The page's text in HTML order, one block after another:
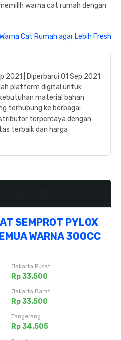
warna cat rumah dengan
Cat Rumah agar Lebih Fresh
2021 | Diperbarui 01 Sep 2021
platform digital untuk
material bahan
terhubung ke berbagai
terpercaya dengan
terbaik dan harga
SEMPROT PYLOX
WARNA 300CC
Jakarta Pusat
Rp 33.500
Jakarta Barat
Rp 33.500
Tangerang
Rp 34.505